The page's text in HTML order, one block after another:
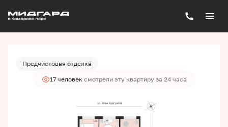
3-комнатная 10 480 000 руб.
Ипотекаот 28 236 руб./мес.
Предчистовая отделка
17 человек смотрели эту квартиру за 24 часа